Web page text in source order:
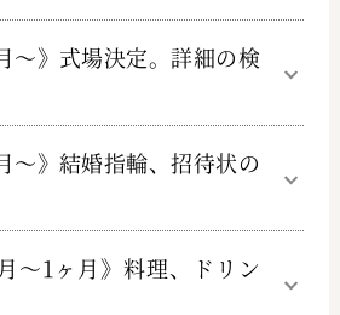
～》式場決定。詳細の検
～》結婚指輪、招待状の
～1ヶ月》料理、ドリン